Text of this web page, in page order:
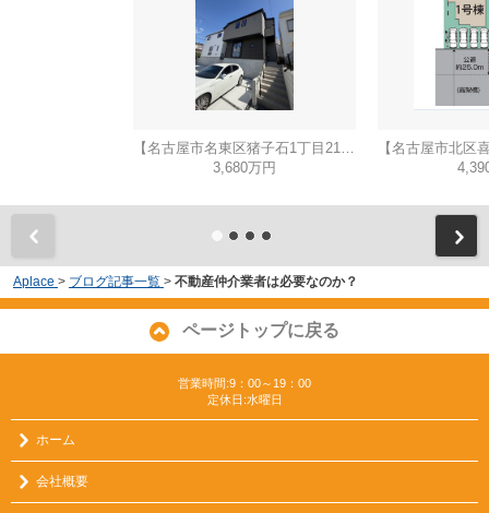
【名古屋市名東区猪子石1丁目2104新築戸建2号棟】✨️仲介手数料無料✨️猪子石小学校・猪高中学校
3,680万円
Aplace > ブログ記事一覧 > 不動産仲介業者は必要なのか？
ページトップに戻る
営業時間:9：00～19：00
定休日:水曜日
ホーム
会社概要